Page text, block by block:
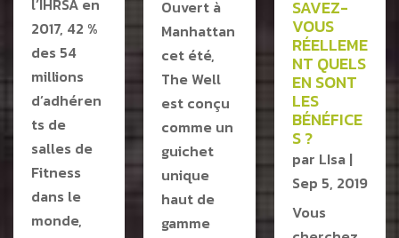
l’IHRSA en
2017, 42 %
des 54
millions
d’adhéren
ts de
salles de
Fitness
dans le
monde,
Ouvert à
Manhattan
cet été,
The Well
est conçu
comme un
guichet
unique
haut de
gamme
SAVEZ-
VOUS
RÉELLEME
NT QUELS
EN SONT
LES
BÉNÉFICE
S ?
par LIsa|
Sep 5, 2019
Vous